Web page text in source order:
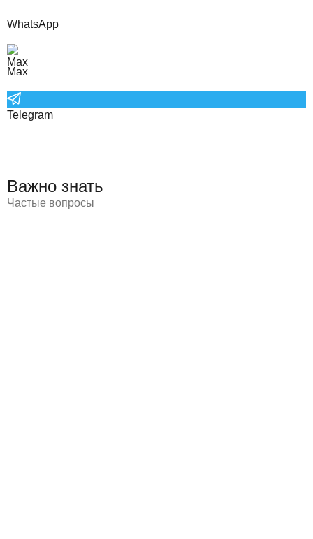
WhatsApp
Max
Telegram
Важно знать
Частые вопросы